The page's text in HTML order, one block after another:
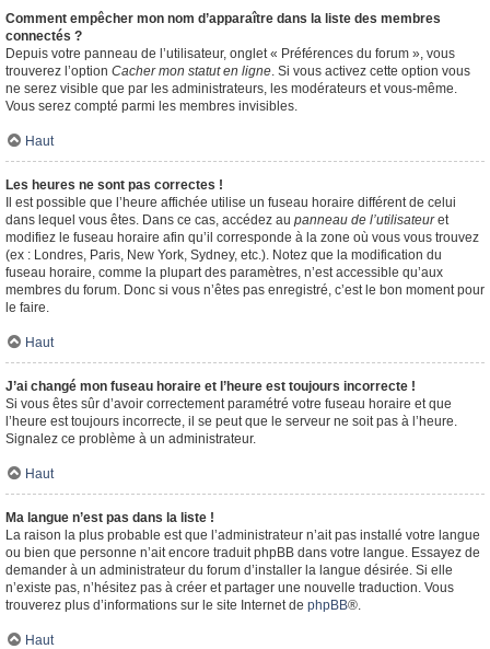
Comment empêcher mon nom d’apparaître dans la liste des membres
connectés ?
Depuis votre panneau de l’utilisateur, onglet « Préférences du forum », vous
trouverez l’option Cacher mon statut en ligne. Si vous activez cette option vous
ne serez visible que par les administrateurs, les modérateurs et vous-même.
Vous serez compté parmi les membres invisibles.
Haut
Les heures ne sont pas correctes !
Il est possible que l’heure affichée utilise un fuseau horaire différent de celui
dans lequel vous êtes. Dans ce cas, accédez au panneau de l’utilisateuret
modifiez le fuseau horaire afin qu’il corresponde à la zone où vous vous trouvez
(ex : Londres, Paris, New York, Sydney, etc.). Notez que la modification du
fuseau horaire, comme la plupart des paramètres, n’est accessible qu’aux
membres du forum. Donc si vous n’êtes pas enregistré, c’est le bon moment pour
le faire.
Haut
J’ai changé mon fuseau horaire et l’heure est toujours incorrecte !
Si vous êtes sûr d’avoir correctement paramétré votre fuseau horaire et que
l’heure est toujours incorrecte, il se peut que le serveur ne soit pas à l’heure.
Signalez ce problème à un administrateur.
Haut
Ma langue n’est pas dans la liste !
La raison la plus probable est que l’administrateur n’ait pas installé votre langue
ou bien que personne n’ait encore traduit phpBB dans votre langue. Essayez de
demander à un administrateur du forum d’installer la langue désirée. Si elle
n’existe pas, n’hésitez pas à créer et partager une nouvelle traduction. Vous
trouverez plus d’informations sur le site Internet de phpBB®.
Haut